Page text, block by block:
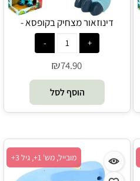
דינוזאור מצחיק בקופסא -
וולוסירפטור אלקטרוני - King Me
World
₪74.90
הוסף לסל
מובייל, מש' 1+, גיל 3+